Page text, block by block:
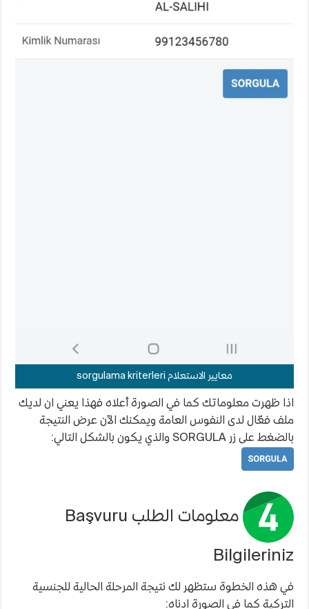
معايير الاستعلام sorgulama kriterleri
اذا ظهرت معلوماتك كما في الصورة أعلاه فهذا يعني ان لديك
ملف فعّال لدى النفوس العامة ويمكنك الآن عرض النتيجة
بالضغط على زر SORGULA والذي يكون بالشكل التالي:
معلومات الطلب Başvuru
Bilgileriniz
في هذه الخطوة ستظهر لك نتيجة المرحلة الحالية للجنسية
التركية كما في الصورة ادناه: